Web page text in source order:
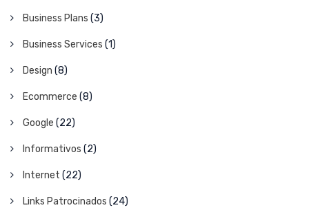
Business Plans (3)
Business Services (1)
Design (8)
Ecommerce (8)
Google (22)
Informativos (2)
Internet (22)
Links Patrocinados (24)